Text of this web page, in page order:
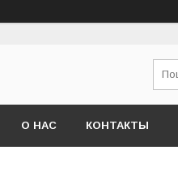
О НАС КОНТАКТЫ